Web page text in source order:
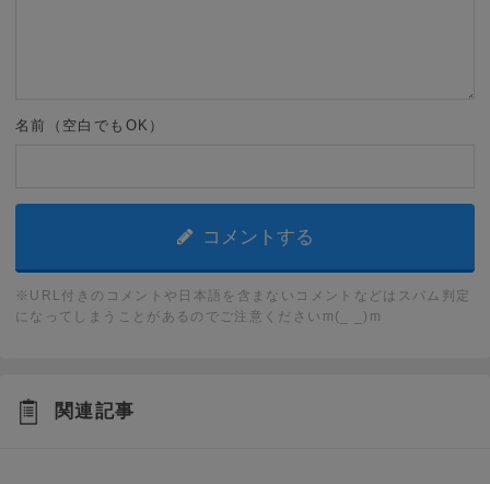
名前（空白でもOK）
※URL付きのコメントや日本語を含まないコメントなどはスパム判定
になってしまうことがあるのでご注意くださいm(_ _)m
関連記事